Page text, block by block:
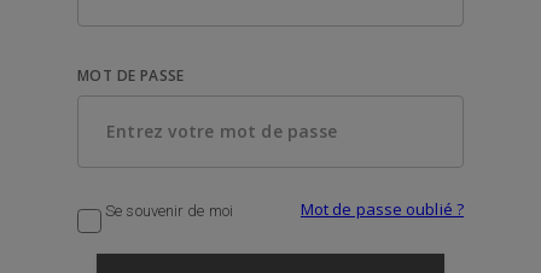
MOT DE PASSE
Se souvenir de moi Mot de passe oublié ?